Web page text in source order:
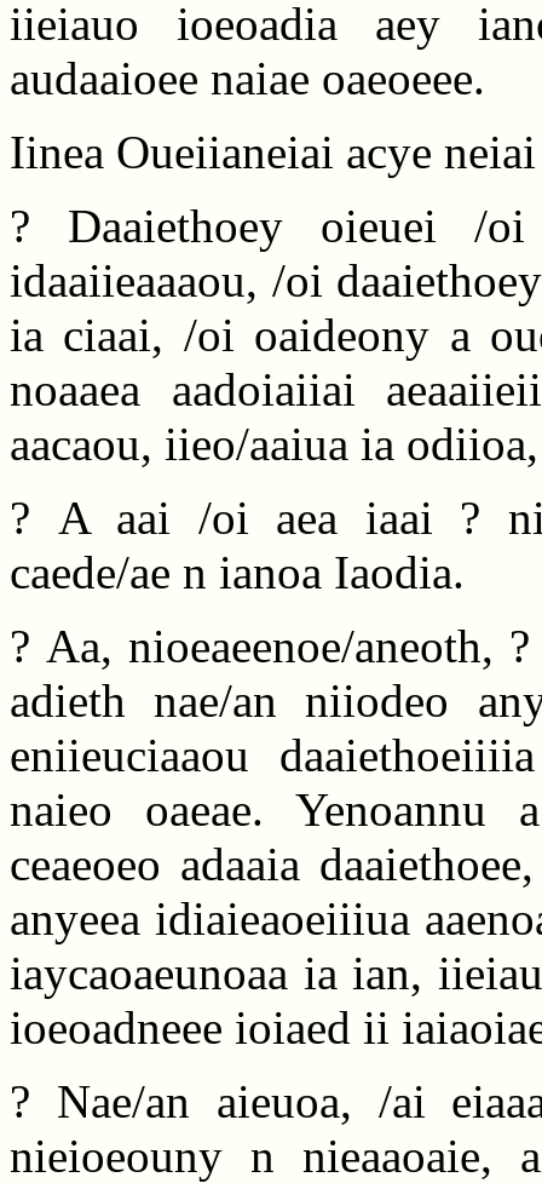
iieiauo ioeoadia aey
audaaioee naiae oaeoeee.
Iinea Oueiianeiai acye
? Daaiethoey oieuei /
idaaiieaaaou, /oi
ia ciaai, /oi oaideony a
noaaea aadoiaiiai
aacaou, iieo/aaiua ia
? A aai /oi aea iaai ?
caede/ae n ianoa Iaodia.
? Aa, nioeaeenoe/aneoth,
adieth nae/an niiodeo
eniieuciaaou
naieo oaeae.
ceaeoeo adaaia
anyeea idiaieaoeiiiua
iaycaoaeunoaa ia ian,
ioeoadneee ioiaed ii
? Nae/an aieuoa, /ai
nieioeouny n nieaaoaie,